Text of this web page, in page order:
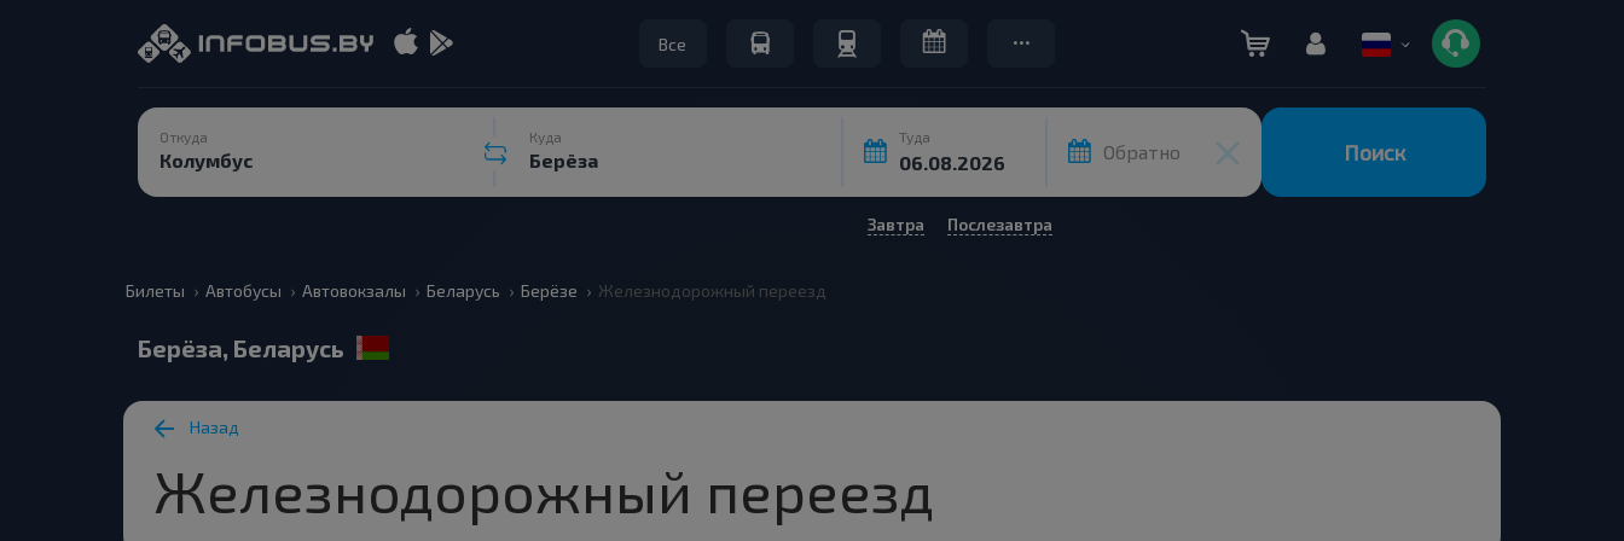
Все
Откуда Куда Туда
Обратно Поиск
Завтра Послезавтра
Билеты Автобусы Автовокзалы Беларусь Берёзе Железнодорожный переезд
Берёза, Беларусь
Назад
Железнодорожный переезд